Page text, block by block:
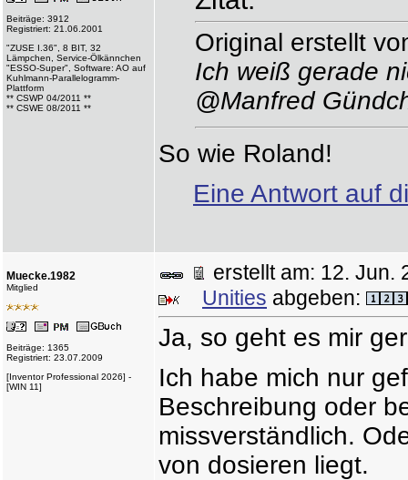
Beiträge: 3912
Registriert: 21.06.2001
"ZUSE I.36", 8 BIT, 32
Lämpchen, Service-Ölkännchen
"ESSO-Super", Software: AO auf
Kuhlmann-Parallelogramm-
Plattform
** CSWP 04/2011 **
** CSWE 08/2011 **
Original erstellt
Ich weiß gerade
@Manfred
So wie Roland!
Eine Antwort auf
Muecke.1982
Mitglied
Beiträge: 1365
Registriert: 23.07.2009
[Inventor Professional 2026] -
[WIN 11]
erstellt am: 12.
Unities abgeben:
Ja, so geht es mir
Ich habe mich nur
Beschreibung oder
missverständlich.
von dosieren liegt.